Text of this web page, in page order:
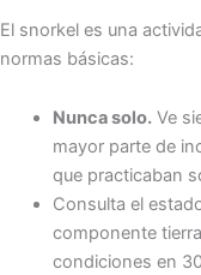
El snorkel es una
normas básicas:
Nunca solo.Ve
mayor parte de
que practicaban
Consulta el
componente
condiciones en